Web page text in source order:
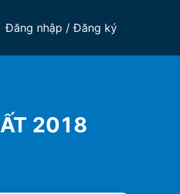
Đăng nhập / Đăng ký
2018